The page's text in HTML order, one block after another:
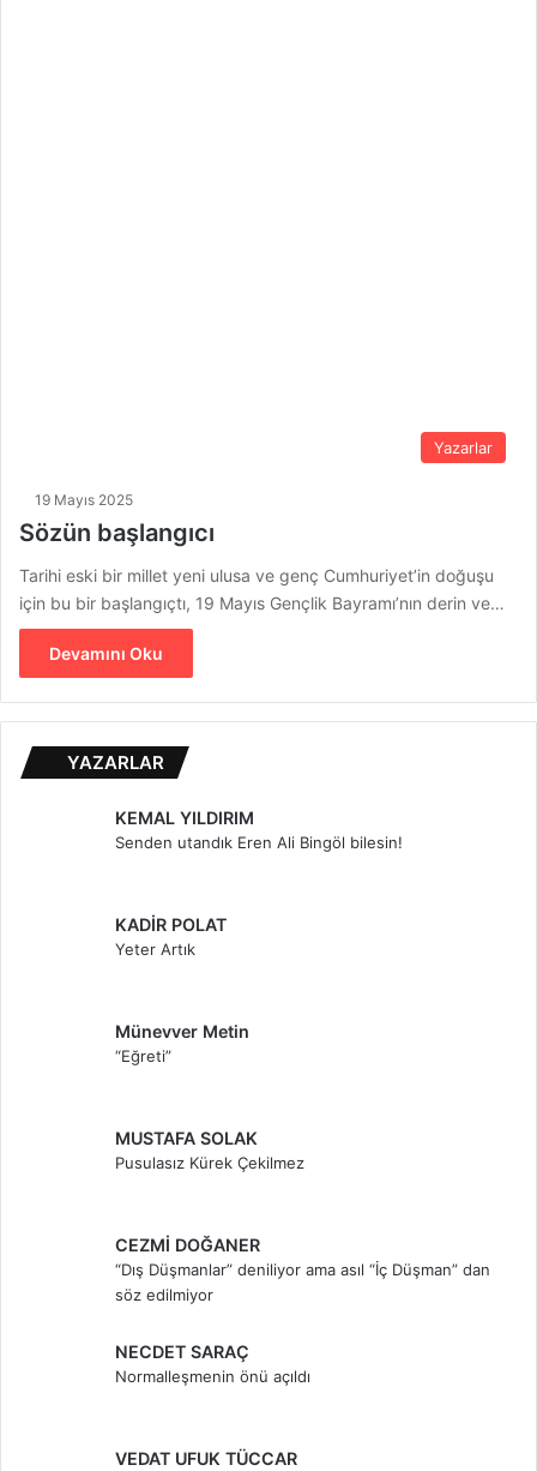
Yazarlar
19 Mayıs 2025
Sözün başlangıcı
Tarihi eski bir millet yeni ulusa ve genç Cumhuriyet’in doğuşu
için bu bir başlangıçtı, 19 Mayıs Gençlik Bayramı’nın derin ve…
Devamını Oku
YAZARLAR
KEMAL YILDIRIM
Senden utandık Eren Ali Bingöl bilesin!
KADİR POLAT
Yeter Artık
Münevver Metin
“Eğreti”
MUSTAFA SOLAK
Pusulasız Kürek Çekilmez
CEZMİ DOĞANER
“Dış Düşmanlar” deniliyor ama asıl “İç Düşman” dan
söz edilmiyor
NECDET SARAÇ
Normalleşmenin önü açıldı
VEDAT UFUK TÜCCAR